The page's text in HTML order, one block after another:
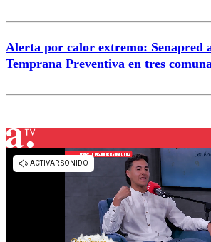
Alerta por calor extremo: Senapred
Temprana Preventiva en tres